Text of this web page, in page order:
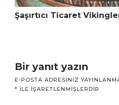
Şaşırtıcı Ticaret
Bir yanıt yazın
E-POSTA ADRESINIZ
* ILE IŞARETLENMIŞLERDIR